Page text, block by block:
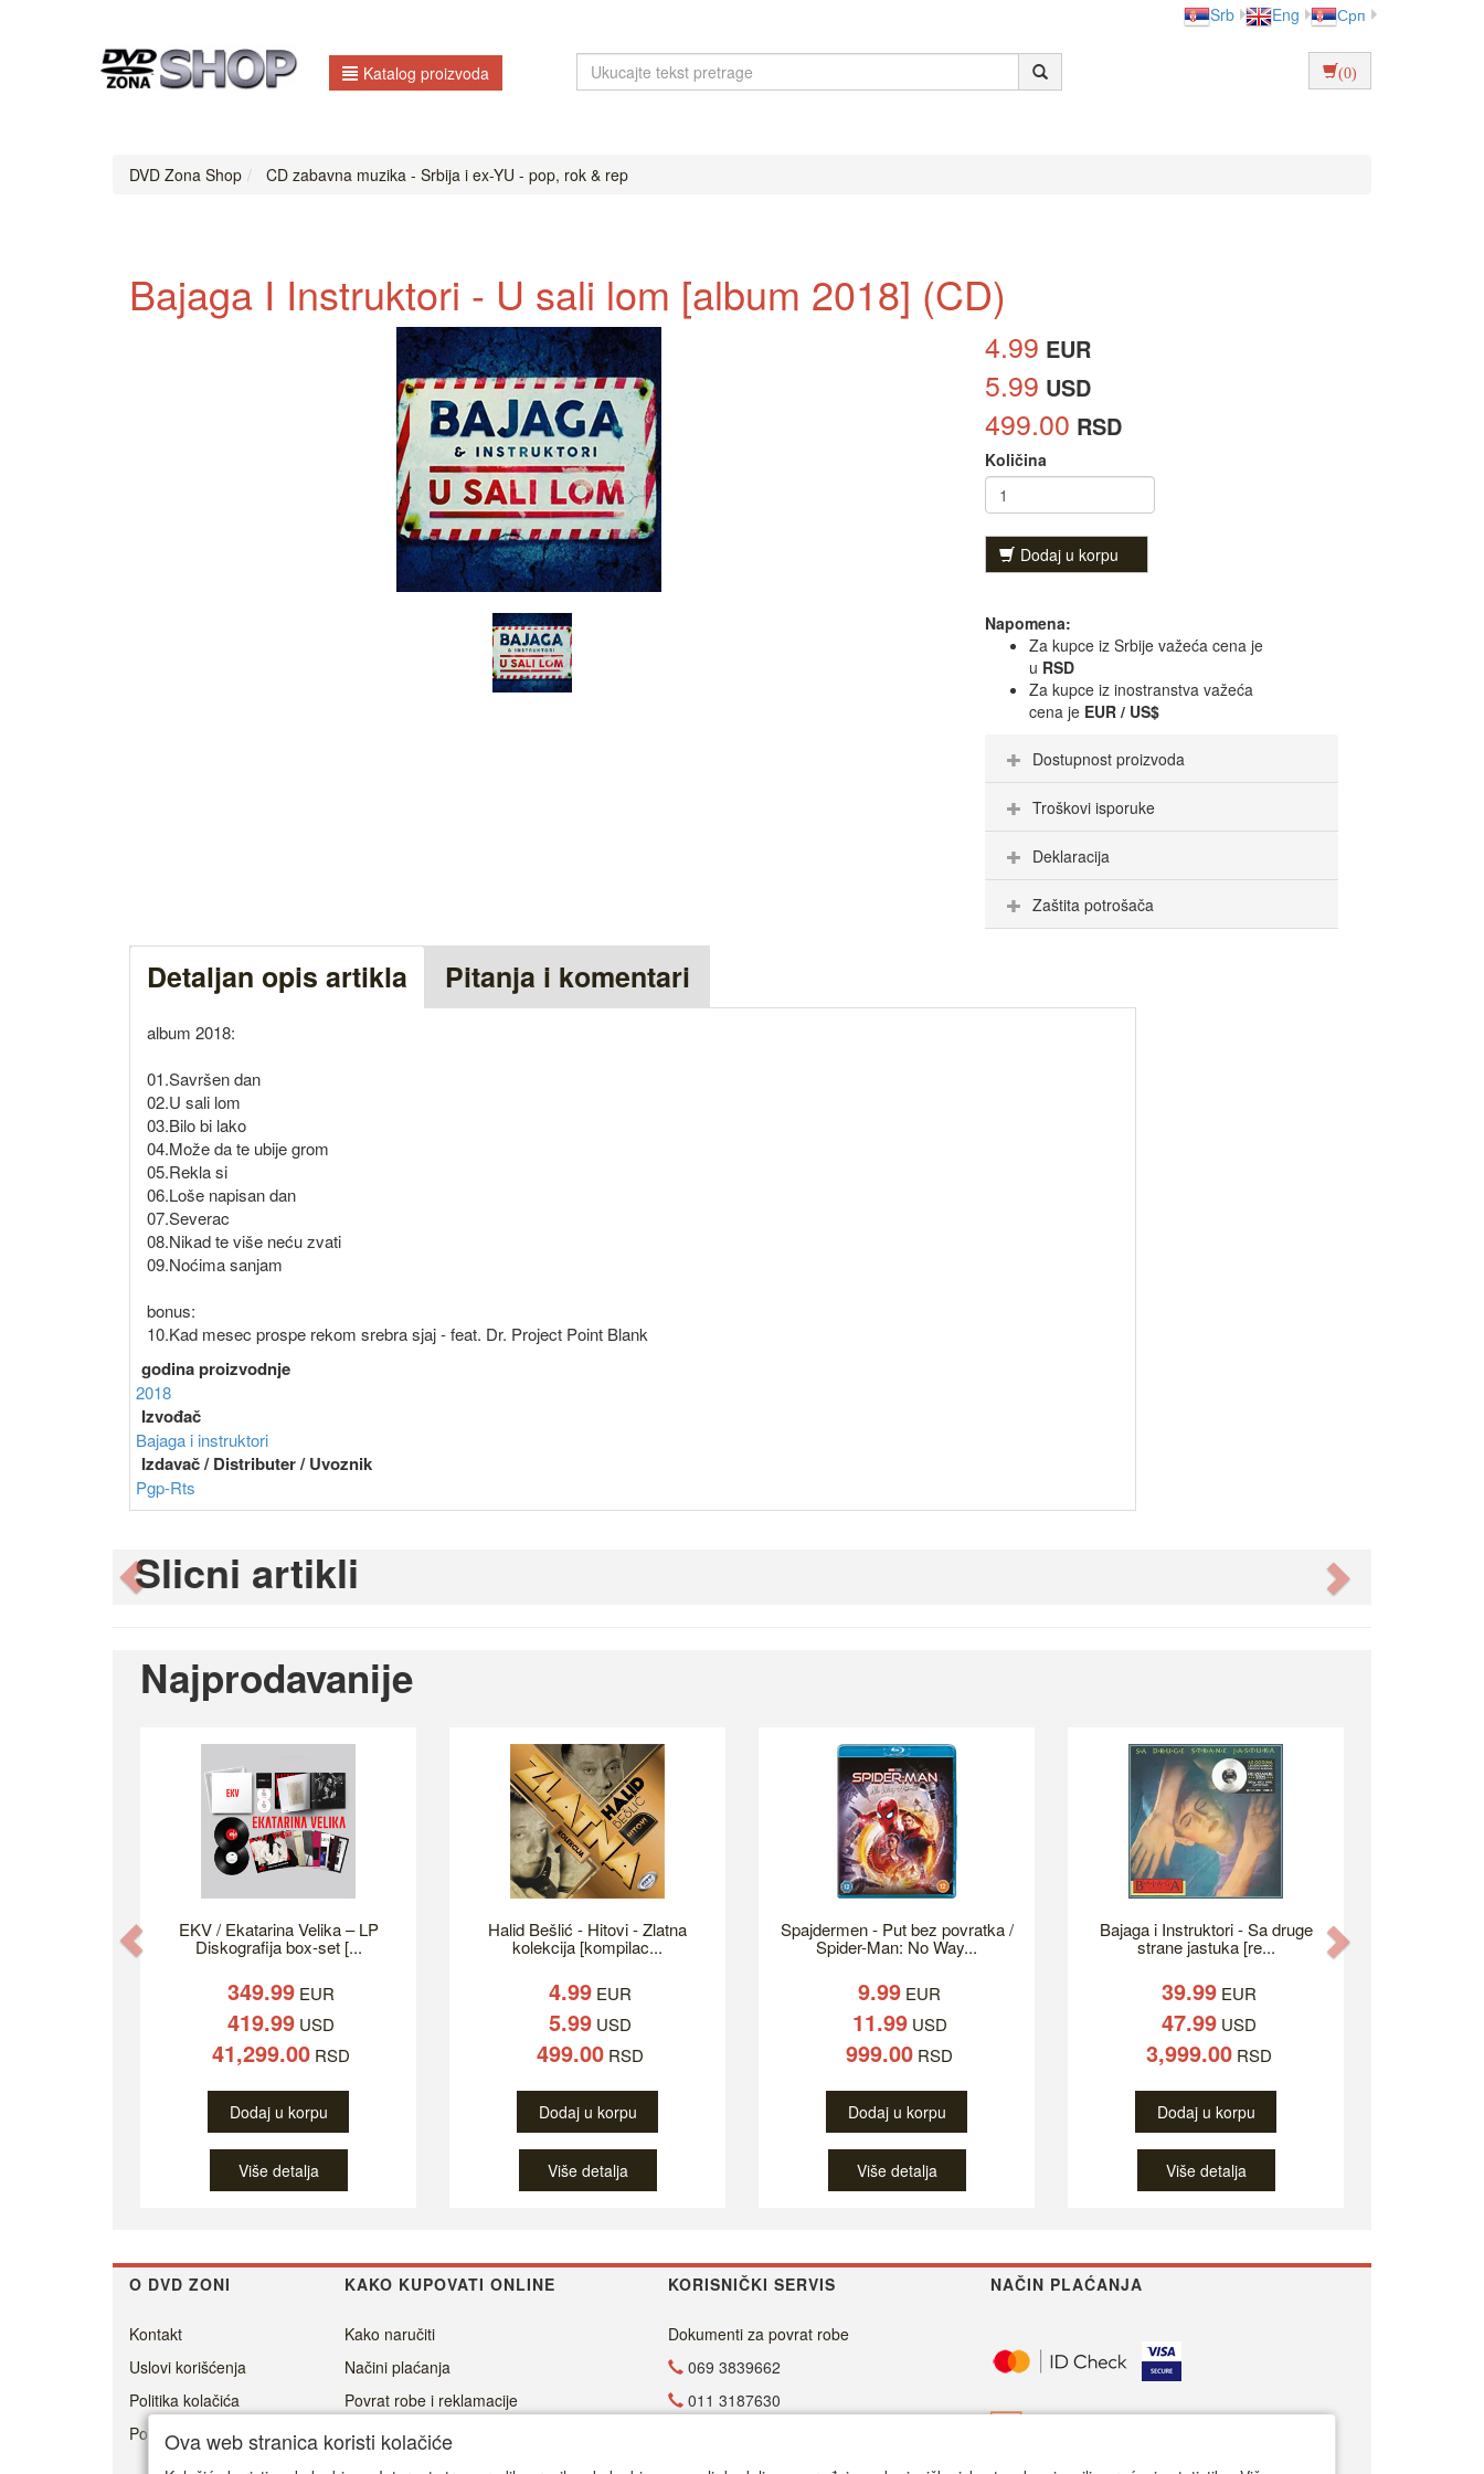
Srb Eng Срп
Katalog proizvoda (0)
DVD Zona Shop CD zabavna muzika - Srbija i ex-YU - pop, rok & rep
Bajaga I Instruktori - U sali lom [album 2018] (CD)
4.99 EUR
5.99 USD
499.00 RSD
Količina
Dodaj u korpu
Napomena:
Za kupce iz Srbije važeća cena je
u RSD
Za kupce iz inostranstva važeća
cena je EUR / US$
Dostupnost proizvoda
Troškovi isporuke
Deklaracija
Zaštita potrošača
Detaljan opis artikla Pitanja i komentari
album 2018:
01.Savršen dan
02.U sali lom
03.Bilo bi lako
04.Može da te ubije grom
05.Rekla si
06.Loše napisan dan
07.Severac
08.Nikad te više neću zvati
09.Noćima sanjam
bonus:
10.Kad mesec prospe rekom srebra sjaj - feat. Dr. Project Point Blank
godina proizvodnje
2018
Izvođač
Bajaga i instruktori
Izdavač / Distributer / Uvoznik
Pgp-Rts
Slicni artikli
Previous
Najprodavanije
EKV / Ekatarina Velika – LP
Diskografija box-set [...
349.99 EUR
419.99 USD
41,299.00 RSD
Dodaj u korpu
Više detalja
Halid Bešlić - Hitovi - Zlatna
kolekcija [kompilac...
4.99 EUR
5.99 USD
499.00 RSD
Dodaj u korpu
Više detalja
Spajdermen - Put bez povratka /
Spider-Man: No Way...
9.99 EUR
11.99USD
999.00 RSD
Dodaj u korpu
Više detalja
Bajaga i Instruktori - Sa druge
strane jastuka [re...
39.99EUR
47.99USD
3,999.00RSD
Dodaj u korpu
Više detalja
Previous
O DVD ZONI KAKO KUPOVATI ONLINE KORISNIČKI SERVIS NAČIN PLAĆANJA
Kontakt
Uslovi korišćenja
Politika kolačića
Politika privatnosti
Kako naručiti
Načini plaćanja
Povrat robe i reklamacije
Cenovnik dostave
Isporuka
Dokumenti za povrat robe
069 3839662
011 3187630
office@dvdzona.co.rs
Ova web stranica koristi kolačiće